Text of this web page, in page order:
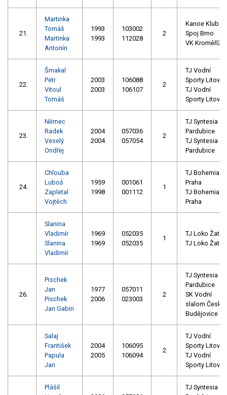
21.
Martinka
Tomáš
Martinka
Antonín
1993
1993
103002
112028
2
Kanoe Klub
Spoj Brno
VK Kroměříž
22.
Šmakal
Petr
Vitoul
Tomáš
2003
2003
106088
106107
2
TJ Vodní
Sporty Litovel
TJ Vodní
Sporty Litovel
23.
Němec
Radek
Veselý
Ondřej
2004
2004
057036
057054
2
TJ Syntesia
Pardubice
TJ Syntesia
Pardubice
24.
Chlouba
Luboš
Zapletal
Vojtěch
1959
1998
001061
001112
1
TJ Bohemians
Praha
TJ Bohemians
Praha
Slanina
Vladimír
Slanina
Vladimír
1969
1969
052035
052035
1
TJ Loko Žatec
TJ Loko Žatec
26.
Pischek
Jan
Pischek
Jan Gabin
1977
2006
057011
023003
2
TJ Syntesia
Pardubice
SK Vodní
slalom České
Budějovice
Salaj
František
Papula
Jan
2004
2005
106095
106094
2
TJ Vodní
Sporty Litovel
TJ Vodní
Sporty Litovel
Plášil
TJ Syntesia